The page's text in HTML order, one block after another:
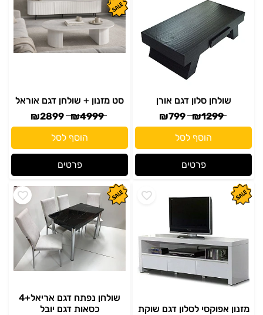
שולחן סלון דגם אורן
₪1299
₪799
הוסף לסל
פרטים
סט מזנון + שולחן דגם אוראל
₪4999
₪2899
הוסף לסל
פרטים
מזנון אפוקסי לסלון דגם שוקת
שולחן נפתח דגם אריאל+4
כסאות דגם יובל